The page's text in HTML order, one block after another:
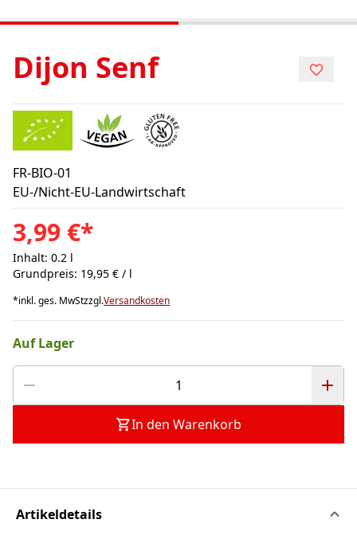
Dijon Senf
FR-BIO-01
EU-/Nicht-EU-Landwirtschaft
3,99 €*
Inhalt: 0.2 l
Grundpreis: 19,95 € / l
*inkl. ges. MwStzzgl.Versandkosten
Auf Lager
In den Warenkorb
Artikeldetails